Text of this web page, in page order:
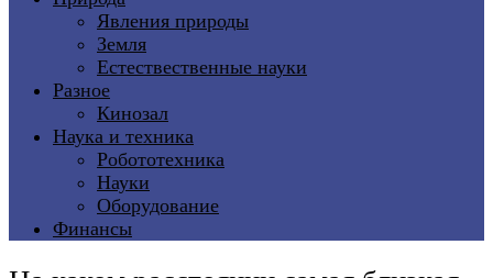
Явления природы
Земля
Естествественные науки
Разное
Кинозал
Наука и техника
Робототехника
Науки
Оборудование
Финансы